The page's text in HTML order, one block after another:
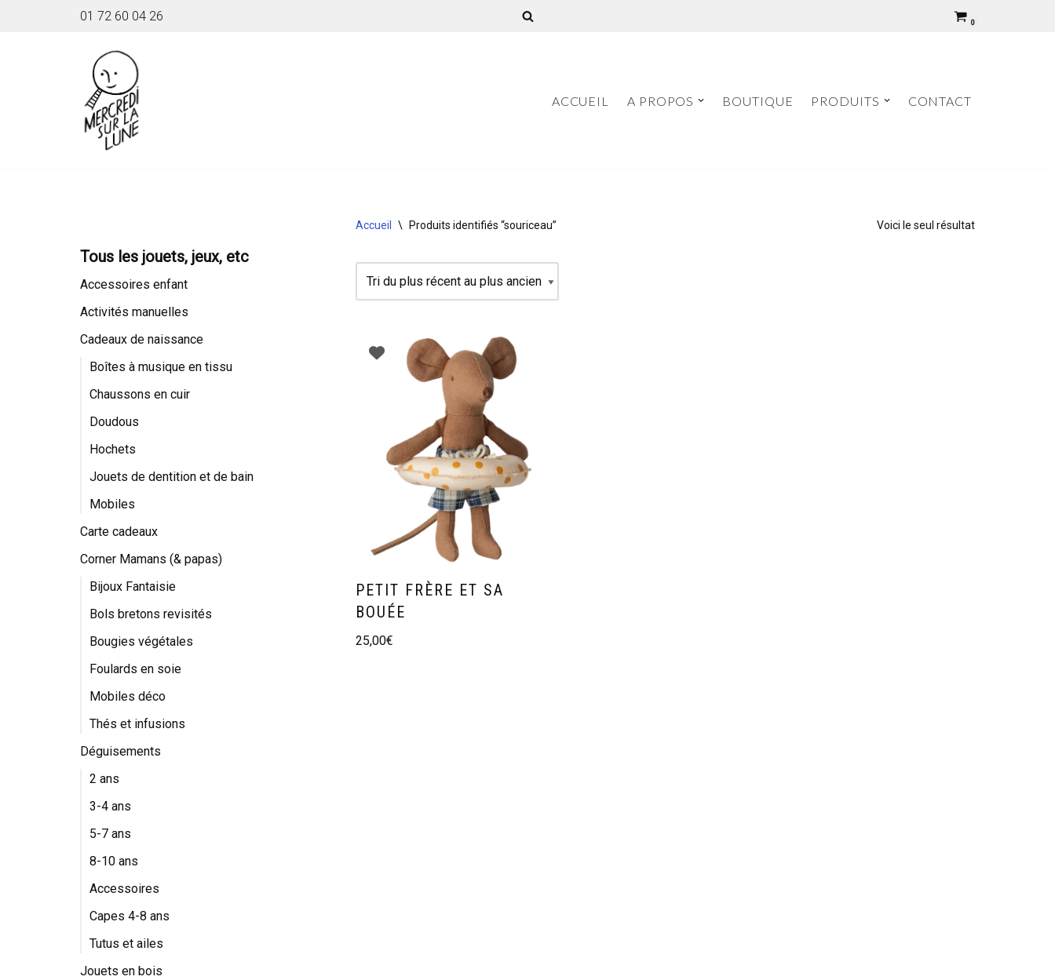
01 72 60 04 26 0
ACCUEIL A PROPOS BOUTIQUE PRODUITS CONTACT
Tous les jouets, jeux, etc
Accessoires enfant
Activités manuelles
Cadeaux de naissance
Boîtes à musique en tissu
Chaussons en cuir
Doudous
Hochets
Jouets de dentition et de bain
Mobiles
Carte cadeaux
Corner Mamans (& papas)
Bijoux Fantaisie
Bols bretons revisités
Bougies végétales
Foulards en soie
Mobiles déco
Thés et infusions
Déguisements
2 ans
3-4 ans
5-7 ans
8-10 ans
Accessoires
Capes 4-8 ans
Tutus et ailes
Jouets en bois
Accueil \ Produits identifiés “souriceau” Voici le seul résultat
PETIT FRÈRE ET SA
BOUÉE
25,00€